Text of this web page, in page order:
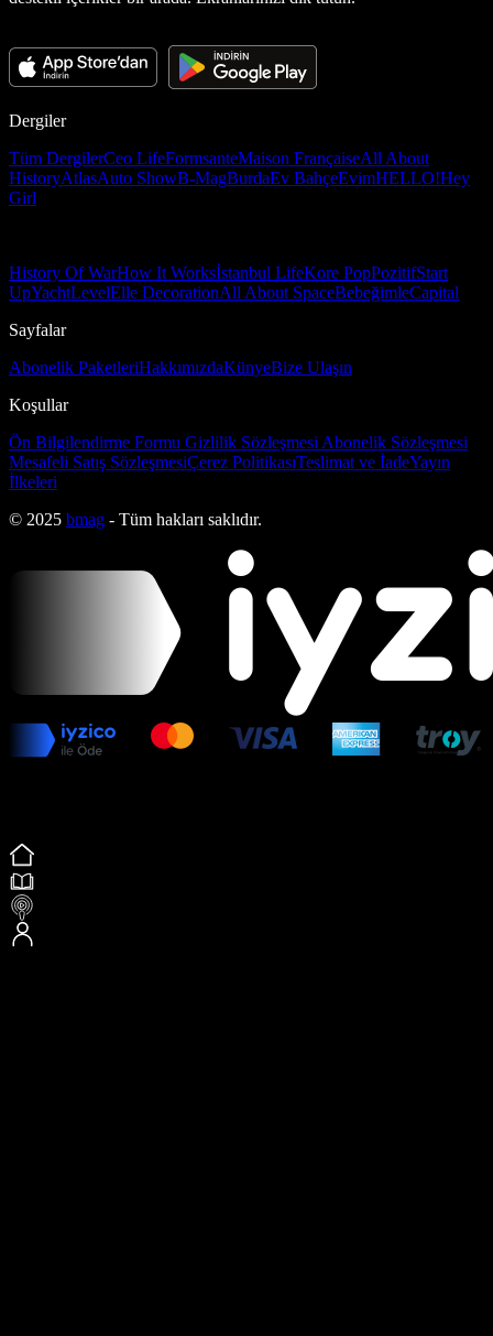
Dergiler
Tüm DergilerCeo LifeFormsanteMaison FrançaiseAll About
HistoryAtlasAuto ShowB-MagBurdaEv BahçeEvimHELLO!Hey
Girl
History Of WarHow It Worksİstanbul LifeKore PopPozitifStart
UpYachtLevelElle DecorationAll About SpaceBebeğimleCapital
Sayfalar
Abonelik PaketleriHakkımızdaKünyeBize Ulaşın
Koşullar
Ön Bilgilendirme Formu Gizlilik Sözleşmesi Abonelik Sözleşmesi
Mesafeli Satış SözleşmesiÇerez PolitikasıTeslimat ve İadeYayın
İlkeleri
© 2025 bmag - Tüm hakları saklıdır.